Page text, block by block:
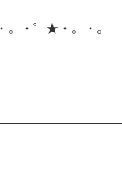
・゜★・。・。